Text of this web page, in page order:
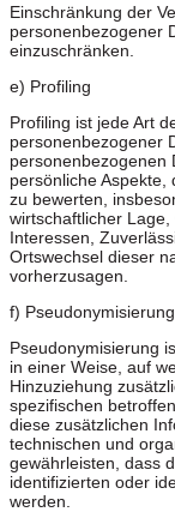
Einschränkung der
personenbezogener
einzuschränken.
e) Profiling
Profiling ist jede Art
personenbezogener
personenbezogenen
persönliche Aspekte,
zu bewerten,
wirtschaftlicher Lage,
Interessen,
Ortswechsel dieser
vorherzusagen.
f) Pseudonymisierung
Pseudonymisierung
in einer Weise, auf
Hinzuziehung
spezifischen
diese zusätzlichen
technischen und
gewährleisten, dass
identifizierten oder
werden.